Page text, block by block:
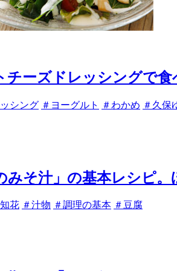
チーズドレッシングで
シング ＃ヨーグルト ＃わかめ ＃久保
みそ汁」の基本レシピ
花 ＃汁物 ＃調理の基本 ＃豆腐